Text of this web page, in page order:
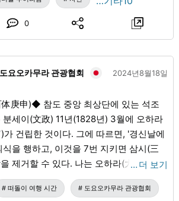
0
요오카무라 관광협회 2024년8월18일
庚申)◆ 참도 중앙 최상단에 있는 석조
세이(文政) 11년(1828년) 3월에 오하라
이다. 그에 따르면, '경신날에
을 행하고, 이것을 7번 지키면 삼시(三
제거할 수 있다. 나는 오하라(大原)의 암
상담하여 내가 소유한 산림의 하야시요
의 경신님을 모시게 되었다. 촌내외의 사
… 더 보기
떠돌이 여행 시간 도요오카무라 관광협회